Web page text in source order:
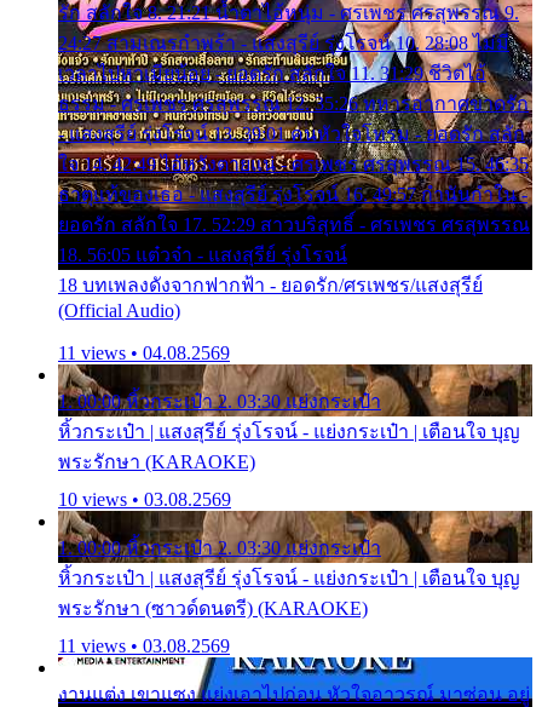
รัก สลักใจ 8. 21:21 น้ำตาไอ้หนุ่ม - ศรเพชร ศรสุพรรณ 9.
24:27 สามเณรกำพร้า - แสงสุรีย์ รุ่งโรจน์ 10. 28:08 ไม่มี
เวลาไปหาเมียน้อย - ยอดรัก สลักใจ 11. 31:29 ชีวิตไอ้
ธรรม - ศรเพชร ศรสุพรรณ 12. 35:26 ทหารอากาศขาดรัก
- แสงสุรีย์ รุ่งโรจน์ 13. 39:01 คนหัวใจโทรม - ยอดรัก สลัก
ใจ 14. 42:49 ไอ้หวังตายแน่ - ศรเพชร ศรสุพรรณ 15. 46:35
ธาตุแท้ของเธอ - แสงสุรีย์ รุ่งโรจน์ 16. 49:57 กำนันกำใน -
ยอดรัก สลักใจ 17. 52:29 สาวบริสุทธิ์ - ศรเพชร ศรสุพรรณ
18. 56:05 แต๋วจ๋า - แสงสุรีย์ รุ่งโรจน์
18 บทเพลงดังจากฟากฟ้า - ยอดรัก/ศรเพชร/แสงสุรีย์
(Official Audio)
11 views • 04.08.2569
1. 00:00 หิ้วกระเป๋า 2. 03:30 แย่งกระเป๋า
หิ้วกระเป๋า | แสงสุรีย์ รุ่งโรจน์ - แย่งกระเป๋า | เตือนใจ บุญ
พระรักษา (KARAOKE)
10 views • 03.08.2569
1. 00:00 หิ้วกระเป๋า 2. 03:30 แย่งกระเป๋า
หิ้วกระเป๋า | แสงสุรีย์ รุ่งโรจน์ - แย่งกระเป๋า | เตือนใจ บุญ
พระรักษา (ซาวด์ดนตรี) (KARAOKE)
11 views • 03.08.2569
งานแต่ง เขาแซง แย่งเอาไปก่อน หัวใจอาวรณ์ มาซ่อน อยู่